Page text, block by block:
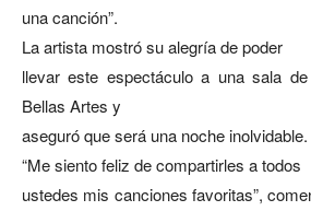
una canción”.
La artista mostró su alegría de poder
llevar este espectáculo a una sala
Bellas Artes y
aseguró que será una noche inolvidable.
“Me siento feliz de compartirles a todos
ustedes mis canciones favoritas”,